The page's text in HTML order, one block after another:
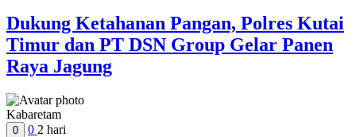
Dukung Ketahanan Pangan, Polres Kutai
Timur dan PT DSN Group Gelar Panen
Raya Jagung
Kabaretam
0 0 2 hari